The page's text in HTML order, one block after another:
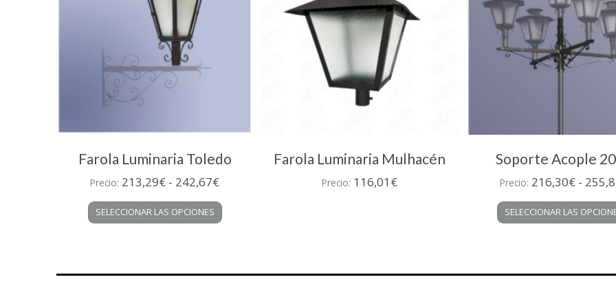
Farola Luminaria Toledo
Precio: 213,29€ - 242,67€Rango
de
precios:
SELECCIONAR LAS OPCIONES
Este
producto
Las
Farola Luminaria Mulhacén
Precio: 116,01 €
Soporte Acople
Precio: 216,30€ -
SELECCIONAR LAS